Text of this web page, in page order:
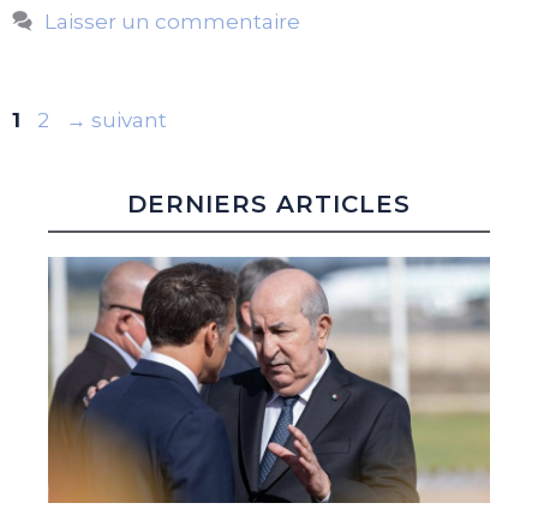
Laisser un commentaire
Page
1 Page
2 → suivant
DERNIERS ARTICLES